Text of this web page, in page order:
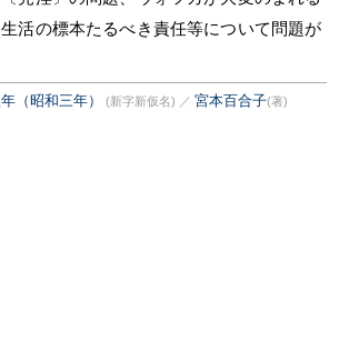
活の標本たるべき責任等について問題が
（昭和三年） (新字新仮名) ／ 宮本百合子(著)